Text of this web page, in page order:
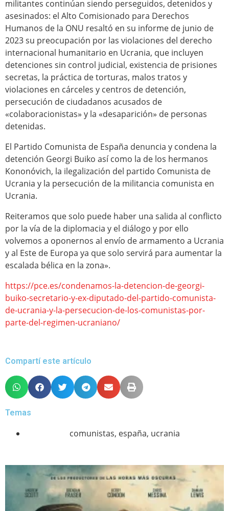
militantes continúan siendo perseguidos, detenidos y
asesinados: el Alto Comisionado para Derechos
Humanos de la ONU resaltó en su informe de junio de
2023 su preocupación por las violaciones del derecho
internacional humanitario en Ucrania, que incluyen
detenciones sin control judicial, existencia de prisiones
secretas, la práctica de torturas, malos tratos y
violaciones en cárceles y centros de detención,
persecución de ciudadanos acusados de
«colaboracionistas» y la «desaparición» de personas
detenidas.
El Partido Comunista de España denuncia y condena la
detención Georgi Buiko así como la de los hermanos
Kononóvich, la ilegalización del partido Comunista de
Ucrania y la persecución de la militancia comunista en
Ucrania.
Reiteramos que solo puede haber una salida al conflicto
por la vía de la diplomacia y el diálogo y por ello
volvemos a oponernos al envío de armamento a Ucrania
y al Este de Europa ya que solo servirá para aumentar la
escalada bélica en la zona».
https://pce.es/condenamos-la-detencion-de-georgi-
buiko-secretario-y-ex-diputado-del-partido-comunista-
de-ucrania-y-la-persecucion-de-los-comunistas-por-
parte-del-regimen-ucraniano/
Compartí este artículo
Temas
comunistas, españa, ucrania